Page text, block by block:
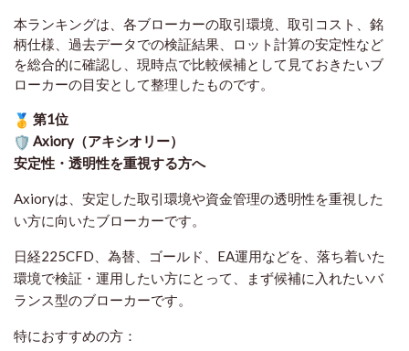
本ランキングは、各ブローカーの取引環境、取引コスト、銘
柄仕様、過去データでの検証結果、ロット計算の安定性など
を総合的に確認し、現時点で比較候補として見ておきたいブ
ローカーの目安として整理したものです。
第1位
Axiory（アキシオリー）
安定性・透明性を重視する方へ
Axioryは、安定した取引環境や資金管理の透明性を重視した
い方に向いたブローカーです。
日経225CFD、為替、ゴールド、EA運用などを、落ち着いた
環境で検証・運用したい方にとって、まず候補に入れたいバ
ランス型のブローカーです。
特におすすめの方：